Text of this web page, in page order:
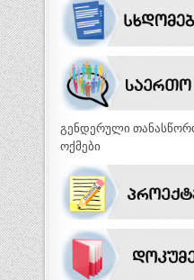
გენდერული
ოქმები